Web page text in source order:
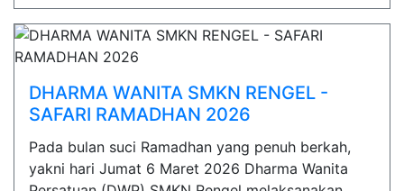
DHARMA WANITA SMKN RENGEL -
SAFARI RAMADHAN 2026
Pada bulan suci Ramadhan yang penuh berkah,
yakni hari Jumat 6 Maret 2026 Dharma Wanita